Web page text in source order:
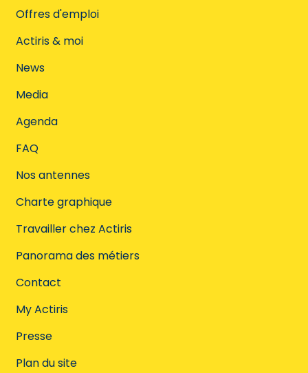
Offres d'emploi
Actiris & moi
News
Media
Agenda
FAQ
Nos antennes
Charte graphique
Travailler chez Actiris
Panorama des métiers
Contact
My Actiris
Presse
Plan du site